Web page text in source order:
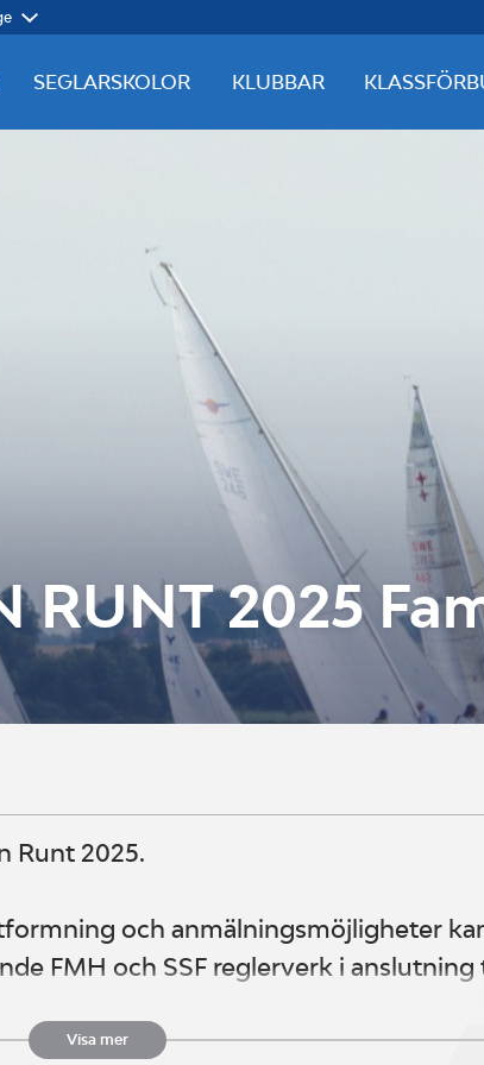
SEGLARSKOLOR KLUBBAR
RUNT 2025
Runt 2025.
och anmälningsmöjligheter
FMH och SSF reglerverk i anslutning
Visa mer